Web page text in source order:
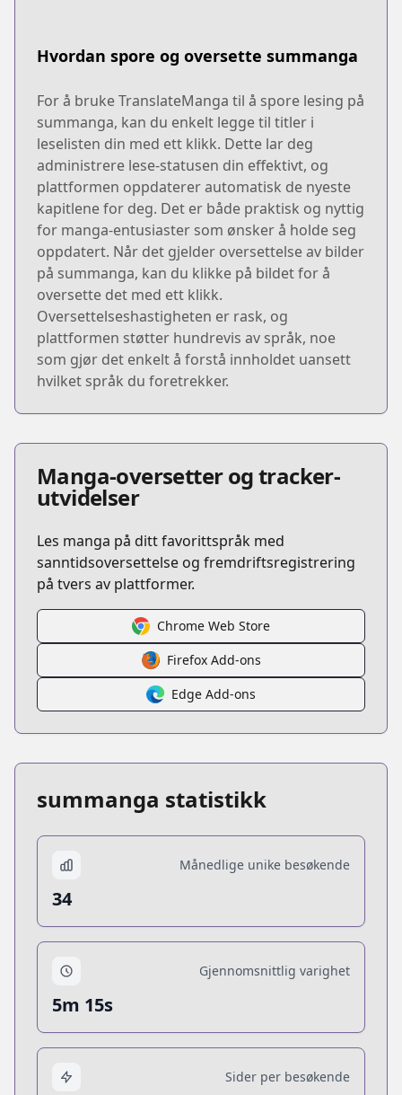
Hvordan spore og oversette summanga
For å bruke TranslateManga til å spore lesing på
summanga, kan du enkelt legge til titler i
leselisten din med ett klikk. Dette lar deg
administrere lese-statusen din effektivt, og
plattformen oppdaterer automatisk de nyeste
kapitlene for deg. Det er både praktisk og nyttig
for manga-entusiaster som ønsker å holde seg
oppdatert. Når det gjelder oversettelse av bilder
på summanga, kan du klikke på bildet for å
oversette det med ett klikk.
Oversettelseshastigheten er rask, og
plattformen støtter hundrevis av språk, noe
som gjør det enkelt å forstå innholdet uansett
hvilket språk du foretrekker.
Manga-oversetter og tracker-
utvidelser
Les manga på ditt favorittspråk med
sanntidsoversettelse og fremdriftsregistrering
på tvers av plattformer.
Chrome Web Store
Firefox Add-ons
Edge Add-ons
summanga statistikk
Månedlige unike besøkende
34
Gjennomsnittlig varighet
5m 15s
Sider per besøkende